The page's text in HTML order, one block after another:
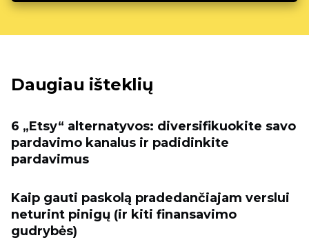
Daugiau išteklių
6 „Etsy“ alternatyvos: diversifikuokite savo
pardavimo kanalus ir padidinkite
pardavimus
Kaip gauti paskolą pradedančiajam verslui
neturint pinigų (ir kiti finansavimo
gudrybės)